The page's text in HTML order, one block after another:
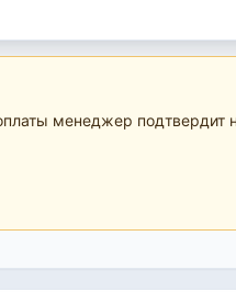
менеджер подтвердит